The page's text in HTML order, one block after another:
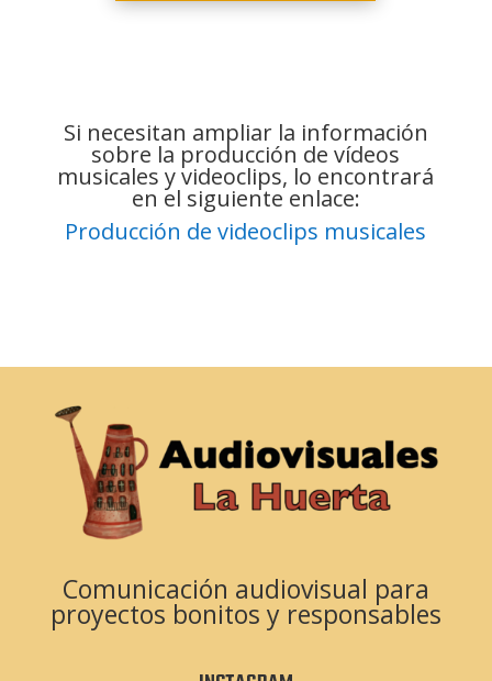
Si necesitan ampliar la información
sobre la producción de vídeos
musicales y videoclips, lo encontrará
en el siguiente enlace:
Producción de videoclips musicales
Comunicación audiovisual para
proyectos bonitos y responsables